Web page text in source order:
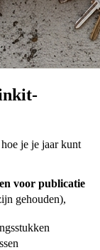
je je jaar kunt
voor publicatie
gehouden),